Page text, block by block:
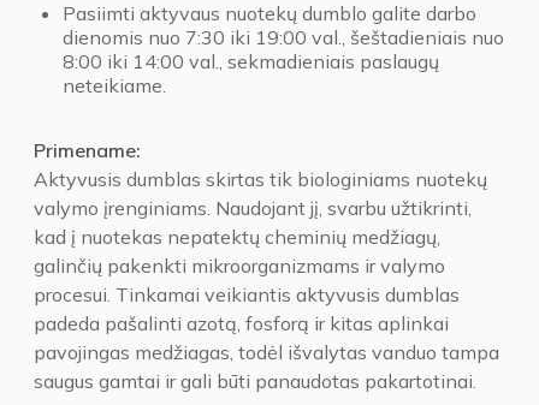
Pasiimti aktyvaus nuotekų dumblo galite darbo
dienomis nuo 7:30 iki 19:00 val., šeštadieniais nuo
8:00 iki 14:00 val., sekmadieniais paslaugų
neteikiame.
Primename:
Aktyvusis dumblas skirtas tik biologiniams nuotekų
valymo įrenginiams. Naudojant jį, svarbu užtikrinti,
kad į nuotekas nepatektų cheminių medžiagų,
galinčių pakenkti mikroorganizmams ir valymo
procesui. Tinkamai veikiantis aktyvusis dumblas
padeda pašalinti azotą, fosforą ir kitas aplinkai
pavojingas medžiagas, todėl išvalytas vanduo tampa
saugus gamtai ir gali būti panaudotas pakartotinai.